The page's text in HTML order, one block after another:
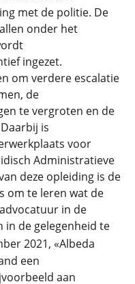
met de politie. De
onder het
ingezet.
om verdere escalatie
de
te vergroten en de
is
voor
Administratieve
deze opleiding is de
om te leren wat de
in de
de gelegenheid te
2021, «Albeda
een
aan